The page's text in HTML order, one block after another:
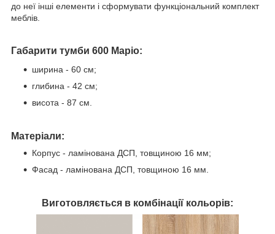
до неї інші елементи і сформувати функціональний комплект
меблів.
Габарити тумби 600 Маріо:
ширина - 60 см;
глибина - 42 см;
висота - 87 см.
Матеріали:
Корпус - ламінована ДСП, товщиною 16 мм;
Фасад - ламінована ДСП, товщиною 16 мм.
Виготовляється в комбінації кольорів: